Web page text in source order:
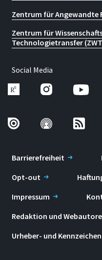
Zentrum für Angewandte
Zentrum für
Technologietransfer
Social Media
Barrierefreiheit
Opt-out
Impressum
Redaktion und
Urheber- und